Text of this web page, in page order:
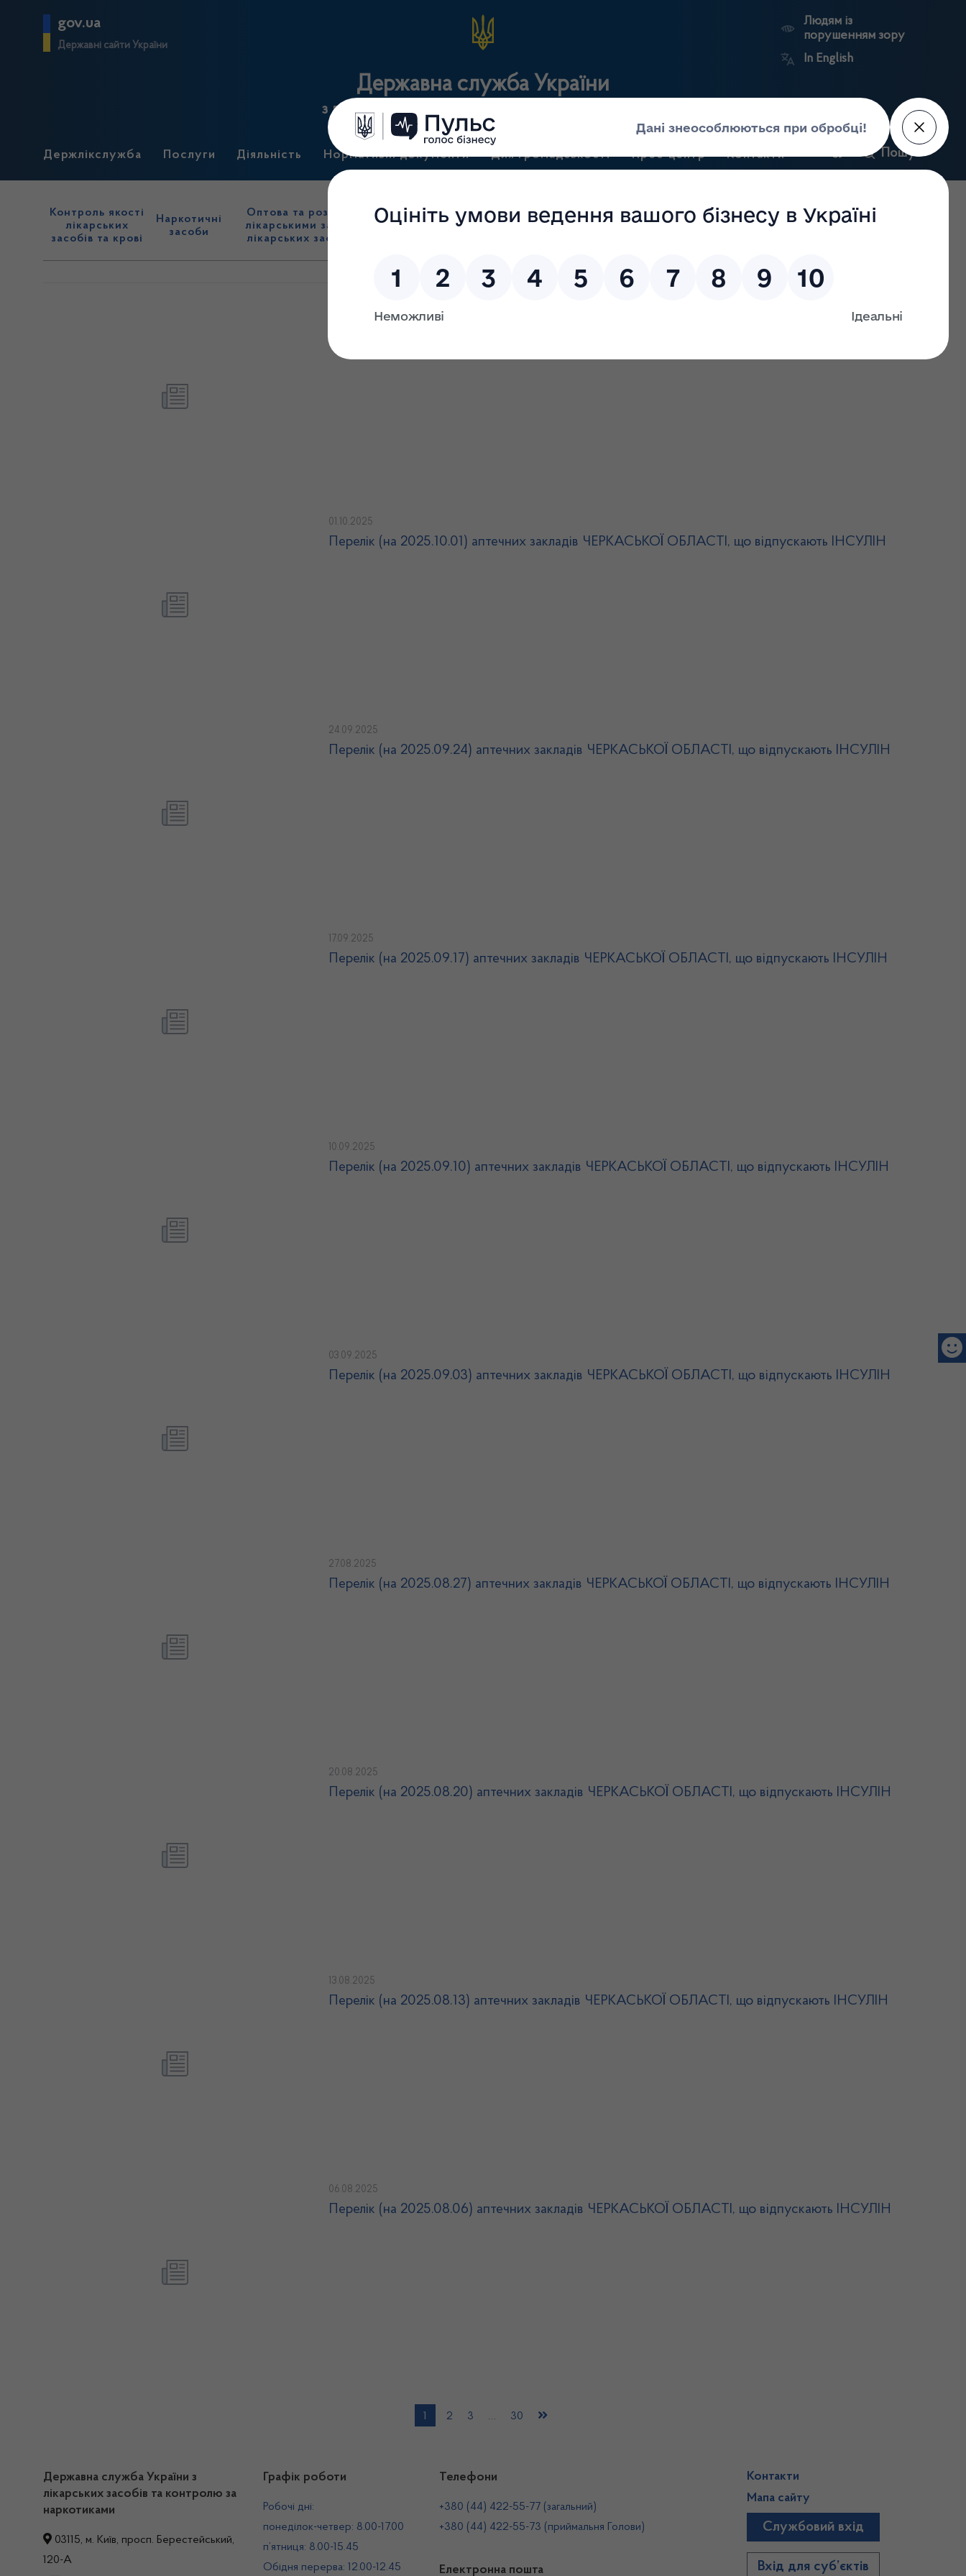
gov.ua
Державні сайти України
Державна служба України
з лікарських засобів та контролю за наркотиками
Людям із
порушенням зору
In English
Держлікслужба Послуги Діяльність Нормативні документи Для громадськості Прес-центр Контакти Пошук
Контроль якості
лікарських
засобів та крові
Наркотичні
засоби
Оптова та роздрібна торгівля
лікарськими засобами, імпорт
лікарських засобів (крім АФІ)
Державний
нагляд
виробництва лікарських
Ринковий
Державні
Антикорупційний
портал
08.10.2025
01.10.2025
Перелік (на 2025.10.01) аптечних закладів ЧЕРКАСЬКОЇ ОБЛАСТІ, що відпускають ІНСУЛІН
24.09.2025
Перелік (на 2025.09.24) аптечних закладів ЧЕРКАСЬКОЇ ОБЛАСТІ, що відпускають ІНСУЛІН
17.09.2025
Перелік (на 2025.09.17) аптечних закладів ЧЕРКАСЬКОЇ ОБЛАСТІ, що відпускають ІНСУЛІН
10.09.2025
Перелік (на 2025.09.10) аптечних закладів ЧЕРКАСЬКОЇ ОБЛАСТІ, що відпускають ІНСУЛІН
03.09.2025
Перелік (на 2025.09.03) аптечних закладів ЧЕРКАСЬКОЇ ОБЛАСТІ, що відпускають ІНСУЛІН
27.08.2025
Перелік (на 2025.08.27) аптечних закладів ЧЕРКАСЬКОЇ ОБЛАСТІ, що відпускають ІНСУЛІН
20.08.2025
Перелік (на 2025.08.20) аптечних закладів ЧЕРКАСЬКОЇ ОБЛАСТІ, що відпускають ІНСУЛІН
13.08.2025
Перелік (на 2025.08.13) аптечних закладів ЧЕРКАСЬКОЇ ОБЛАСТІ, що відпускають ІНСУЛІН
06.08.2025
Перелік (на 2025.08.06) аптечних закладів ЧЕРКАСЬКОЇ ОБЛАСТІ, що відпускають ІНСУЛІН
1 2 3 … 30
Державна служба України з
лікарських засобів та контролю за
наркотиками
03115, м. Київ, просп. Берестейський,
120-А
Графік роботи
Робочі дні:
понеділок-четвер: 8.00-17.00
п’ятниця: 8.00-15.45
Обідня перерва: 12.00-12.45
Телефони
+380 (44) 422-55-77 (загальний)
+380 (44) 422-55-73 (приймальня Голови)
Електронна пошта
Контакти
Мапа сайту
Службовий вхід
Вхід для суб’єктів